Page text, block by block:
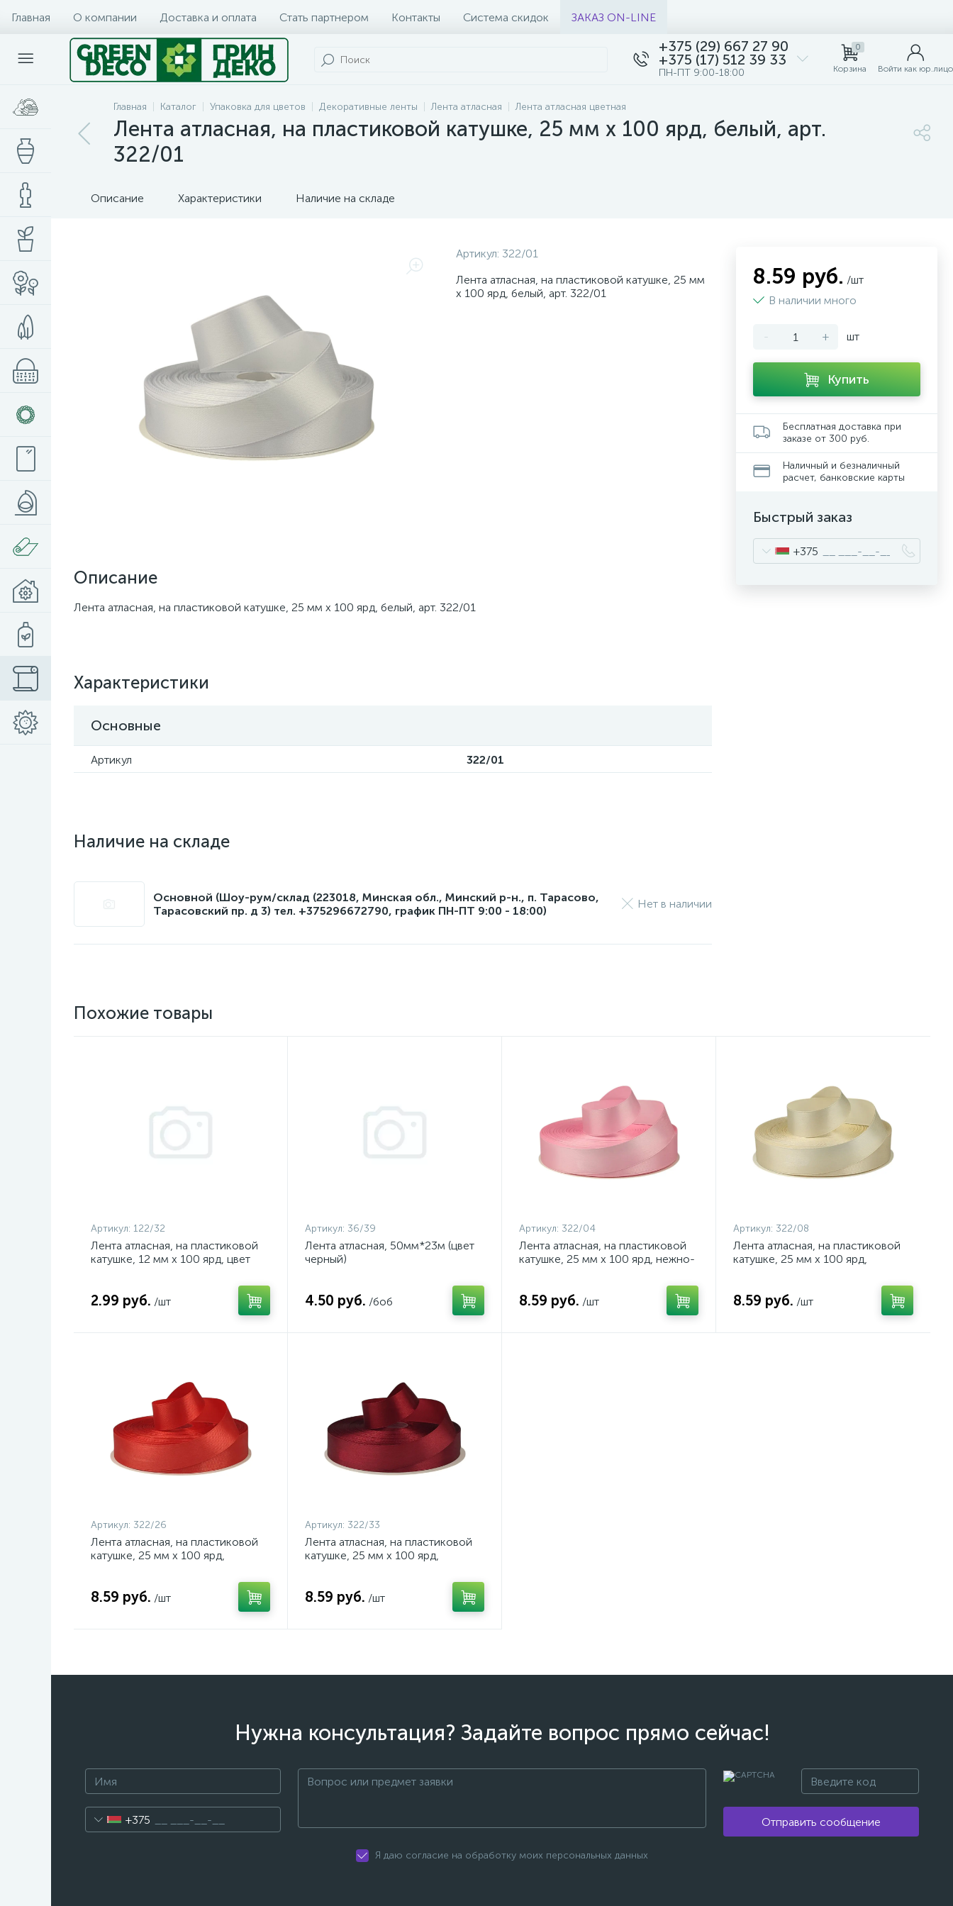
Главная О компании Доставка и оплата Стать партнером Контакты Система скидок ЗАКАЗ ON-LINE
+375 (29) 667 27 90
+375 (17) 512 39 33
ПН-ПТ 9:00-18:00
0
Корзина Войти как юр.лицо
Главная Каталог Упаковка для цветов Декоративные ленты Лента атласная Лента атласная цветная
Лента атласная, на пластиковой катушке, 25 мм х 100 ярд, белый, арт.
322/01
Описание Характеристики Наличие на складе
Артикул: 322/01
Лента атласная, на пластиковой катушке, 25 мм
х 100 ярд, белый, арт. 322/01
Описание
Лента атласная, на пластиковой катушке, 25 мм х 100 ярд, белый, арт. 322/01
Характеристики
Основные
Артикул 322/01
Наличие на складе
Основной (Шоу-рум/склад (223018, Минская обл., Минский р-н., п. Тарасово,
Тарасовский пр. д 3) тел. +375296672790, график ПН-ПТ 9:00 - 18:00)
Нет в наличии
8.59 руб. /шт
В наличии много
- + шт
Купить
Бесплатная доставка при
заказе от 300 руб.
Наличный и безналичный
расчет, банковские карты
Быстрый заказ
+375
Похожие товары
Артикул: 122/32
Лента атласная, на пластиковой
катушке, 12 мм х 100 ярд, цвет
2.99 руб. /шт
Артикул: 36/39
Лента атласная, 50мм*23м (цвет
черный)
4.50 руб. /боб
Артикул: 322/04
Лента атласная, на пластиковой
катушке, 25 мм х 100 ярд, нежно-
8.59 руб. /шт
Артикул: 322/08
Лента атласная, на пластиковой
катушке, 25 мм х 100 ярд,
8.59 руб. /шт
Артикул: 322/26
Лента атласная, на пластиковой
катушке, 25 мм х 100 ярд,
8.59 руб. /шт
Артикул: 322/33
Лента атласная, на пластиковой
катушке, 25 мм х 100 ярд,
8.59 руб. /шт
Нужна консультация? Задайте вопрос прямо сейчас!
+375 Отправить сообщение
Я даю согласие на обработку моих персональных данных